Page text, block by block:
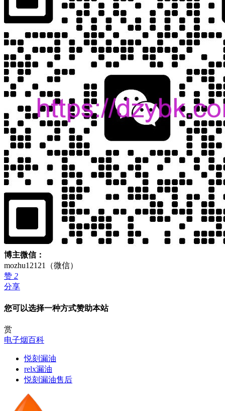
博主微信：
mozhu12121（微信）
赞 2
分享
您可以选择一种方式赞助本站
赏
电子烟百科
悦刻漏油
relx漏油
悦刻漏油售后